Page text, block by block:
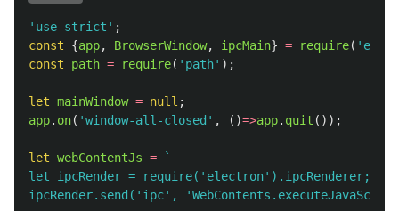
' use strict ' ;
const
{app, BrowserWindow, ipcMain} = require( '
const
path = require( ' path' );
let mainWindow = null ;
app. on( 'window-all-closed ' , ()=>app. quit ());
let webContentJs =
`
let ipcRender = require('electron').ipcRenderer;
ipcRender.send('ipc',